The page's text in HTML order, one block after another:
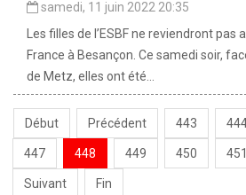
samedi, 11 juin 2022 20:35
Les filles de l’ESBF ne reviendront pas
France à Besançon. Ce samedi soir,
de Metz, elles ont été...
Début Précédent 443
447 448 449 450 451
Suivant Fin